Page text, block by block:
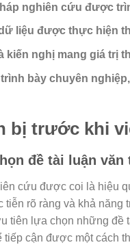
nghiên cứu được
liệu được thực hiện
kiến nghị mang giá trị
bày chuyên
bị trước khi
đề tài luận
cứu được coi là hiệu
tiễn rõ ràng và khả năng
tiên lựa chọn những đề
tiếp cận được một cách